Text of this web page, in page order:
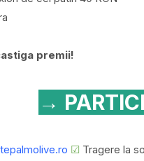
premii!
→
☑ Tragere la